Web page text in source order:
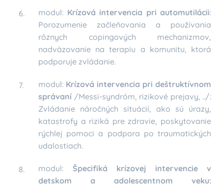
modul: Krízová intervencia pri automutilácii:
Porozumenie začleňovania a používania
rôznych copingových mechanizmov,
nadväzovanie na terapiu a komunitu, ktorá
podporuje zvládanie.
modul: Krízová intervencia pri deštruktívnom
správaní /Messi-syndróm, rizikové prejavy, ../:
Zvládanie náročných situácií, ako sú úrazy,
katastrofy a riziká pre zdravie, poskytovanie
rýchlej pomoci a podpora po traumatických
udalostiach.
modul: Špecifiká krízovej intervencie v
detskom a adolescentnom veku: